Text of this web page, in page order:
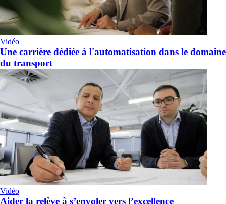
Vidéo
Une carrière dédiée à l'automatisation dans le domaine
du transport
Vidéo
Aider la relève à s’envoler vers l’excellence